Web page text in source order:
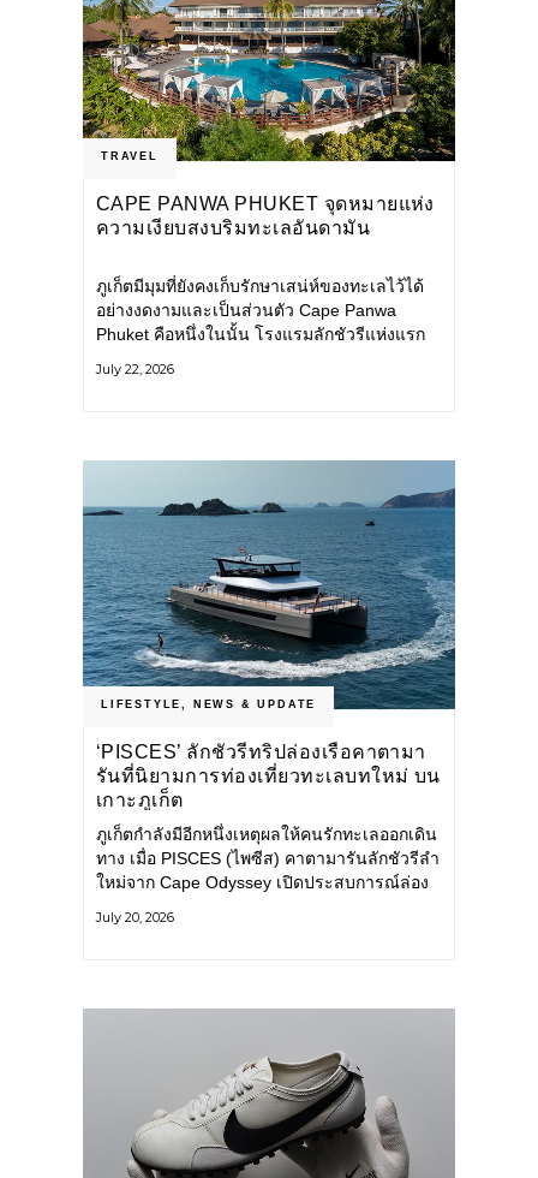
TRAVEL
CAPE PANWA PHUKET จุดหมายแห่ง
ความเงียบสงบริมทะเลอันดามัน
ภูเก็ตมีมุมที่ยังคงเก็บรักษาเสน่ห์ของทะเลไว้ได้
อย่างงดงามและเป็นส่วนตัว Cape Panwa
Phuket คือหนึ่งในนั้น โรงแรมลักชัวรีแห่งแรก
แหลมพันวา ทางตะวันออกเฉียงใต้ของเกาะ
July 22, 2026
LIFESTYLE NEWS & UPDATE
‘PISCES’ ลักชัวรีทริปล่องเรือคาตามา
รันที่นิยามการท่องเที่ยวทะเลบทใหม่ บน
เกาะภูเก็ต
ภูเก็ตกำลังมีอีกหนึ่งเหตุผลให้คนรักทะเลออกเดิน
ทาง เมื่อ PISCES (ไพซีส) คาตามารันลักชัวรีลำ
ใหม่จาก Cape Odyssey เปิดประสบการณ์ล่อง
ไป ผสานความสะดวกสบายแบบโรงแรมระดับ
July 20, 2026